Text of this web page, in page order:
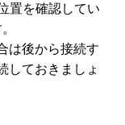
置を確認してい
は後から接続す
しておきましょ